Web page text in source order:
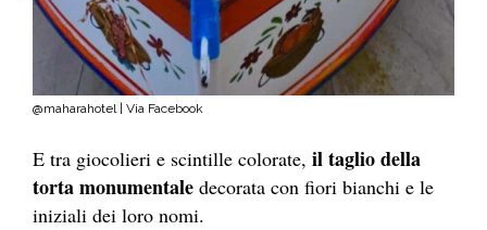
@maharahotel | Via Facebook
E tra giocolieri e scintille colorate, il taglio della
torta monumentale decorata con fiori bianchi e le
iniziali dei loro nomi.